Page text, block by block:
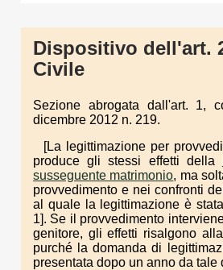
Dispositivo dell'art.
Civile
Sezione abrogata dall'art. 1,
dicembre 2012 n. 219.
[La legittimazione per
produce gli stessi effetti della
susseguente matrimonio, ma
provvedimento e nei confronti
al quale la legittimazione è
1]. Se il provvedimento
genitore, gli effetti risalgono
purché la domanda di
presentata dopo un anno da tale